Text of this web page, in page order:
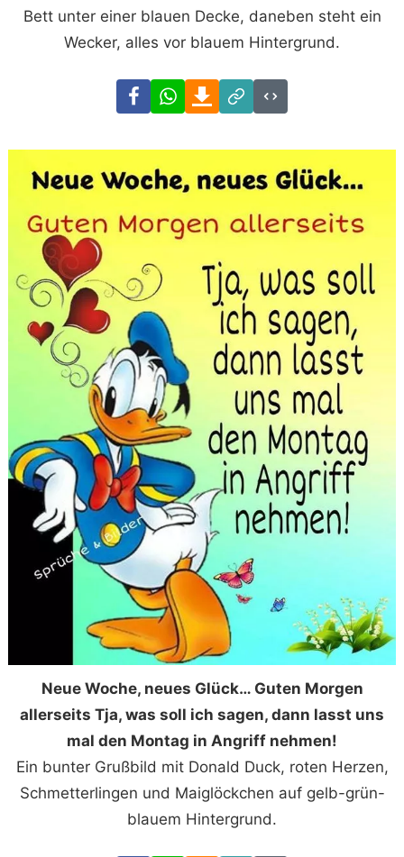
Bett unter einer blauen Decke, daneben steht ein
Wecker, alles vor blauem Hintergrund.
FacebookWhatsAppDownload
Link
Code
Neue Woche, neues Glück… Guten Morgen
allerseits Tja, was soll ich sagen, dann lasst uns
mal den Montag in Angriff nehmen!
Ein bunter Grußbild mit Donald Duck, roten Herzen,
Schmetterlingen und Maiglöckchen auf gelb-grün-
blauem Hintergrund.